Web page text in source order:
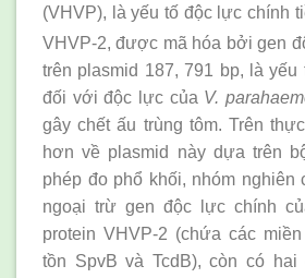
(VHVP), là yếu tố độc lực chính
VHVP-2, được mã hóa bởi gen
trên plasmid 187, 791 bp, là yếu
đối với độc lực của V.
gây chết ấu trùng tôm. Trên
hơn về plasmid này dựa trên
phép đo phổ khối, nhóm nghiên
ngoại trừ gen độc lực chính
protein VHVP-2 (chứa các
tồn SpvB và TcdB), còn có